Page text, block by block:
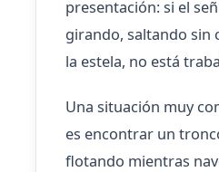
presentación: si el
girando, saltando sin
la estela, no está
Una situación muy
es encontrar un
flotando mientras